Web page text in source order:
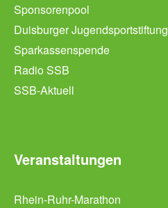
Sponsorenpool
Duisburger Jugendsportstiftung
Sparkassenspende
Radio SSB
SSB-Aktuell
Veranstaltungen
Rhein-Ruhr-Marathon